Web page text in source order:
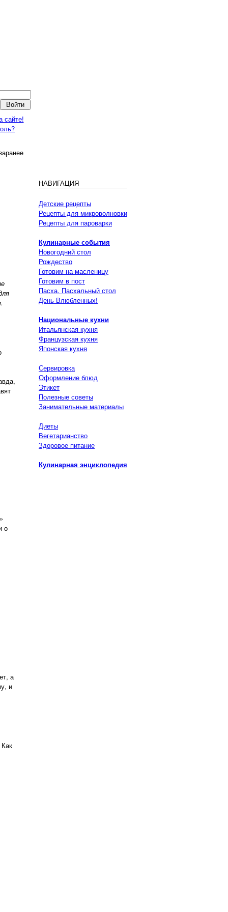
сайте!
о
а
и
НАВИГАЦИЯ
Детские рецепты
Рецепты для микроволновки
Рецепты для пароварки
Кулинарные события
Новогодний стол
Рождество
Готовим на масленицу
Готовим в пост
Пасха. Пасхальный стол
День Влюбленных!
Национальные кухни
Итальянская кухня
Французская кухня
Японская кухня
Сервировка
Оформление блюд
Этикет
Полезные советы
Занимательные материалы
Диеты
Вегетарианство
Здоровое питание
Кулинарная энциклопедия